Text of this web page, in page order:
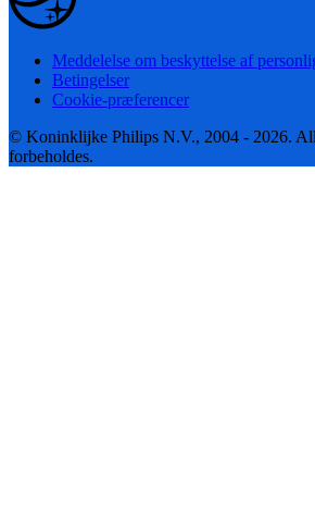
Meddelelse om beskyttelse af
Betingelser
Cookie-præferencer
© Koninklijke Philips N.V., 2004 - 2026.
forbeholdes.